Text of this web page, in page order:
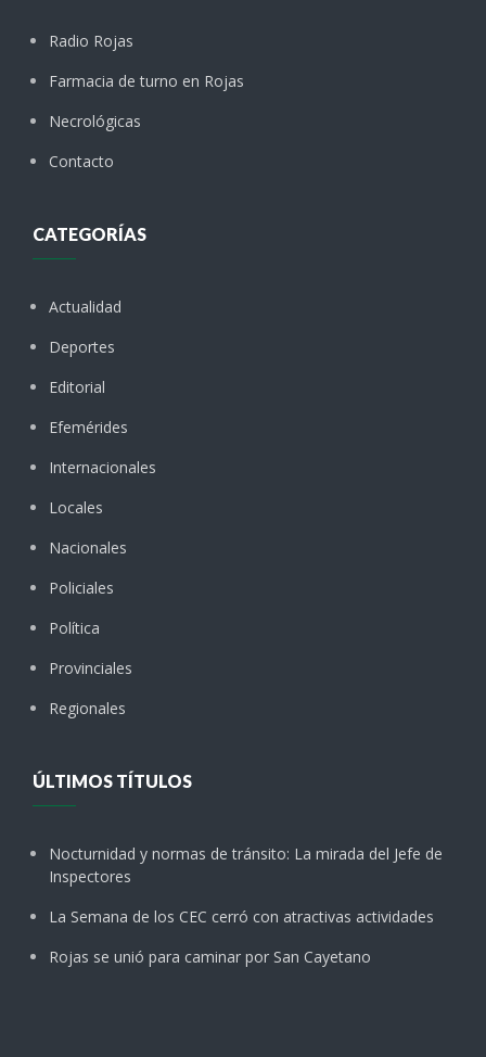
Radio Rojas
Farmacia de turno en Rojas
Necrológicas
Contacto
CATEGORÍAS
Actualidad
Deportes
Editorial
Efemérides
Internacionales
Locales
Nacionales
Policiales
Política
Provinciales
Regionales
ÚLTIMOS TÍTULOS
Nocturnidad y normas de tránsito: La mirada del Jefe de
Inspectores
La Semana de los CEC cerró con atractivas actividades
Rojas se unió para caminar por San Cayetano